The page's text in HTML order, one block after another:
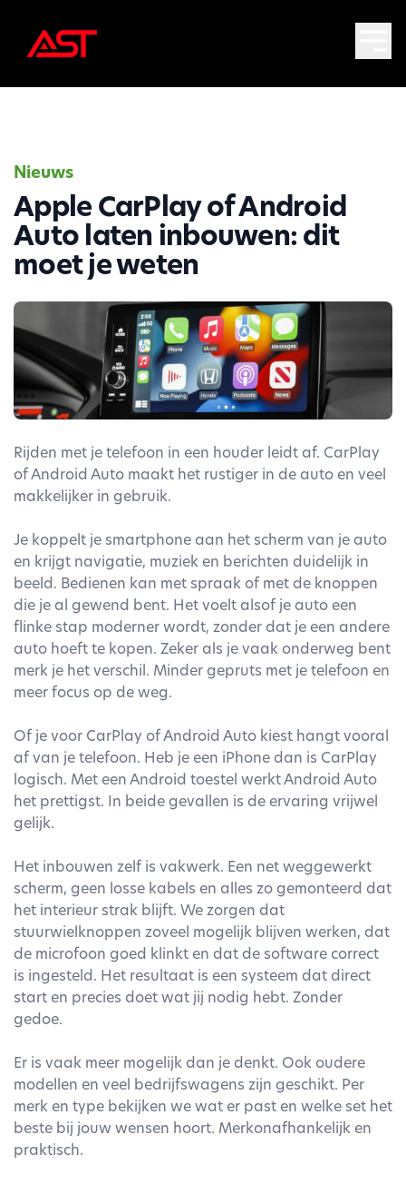
Nieuws
Apple CarPlay of Android
Auto laten inbouwen: dit
moet je weten
Rijden met je telefoon in een houder leidt af. CarPlay
of Android Auto maakt het rustiger in de auto en veel
makkelijker in gebruik.
Je koppelt je smartphone aan het scherm van je auto
en krijgt navigatie, muziek en berichten duidelijk in
beeld. Bedienen kan met spraak of met de knoppen
die je al gewend bent. Het voelt alsof je auto een
flinke stap moderner wordt, zonder dat je een andere
auto hoeft te kopen. Zeker als je vaak onderweg bent
merk je het verschil. Minder gepruts met je telefoon en
meer focus op de weg.
Of je voor CarPlay of Android Auto kiest hangt vooral
af van je telefoon. Heb je een iPhone dan is CarPlay
logisch. Met een Android toestel werkt Android Auto
het prettigst. In beide gevallen is de ervaring vrijwel
gelijk.
Het inbouwen zelf is vakwerk. Een net weggewerkt
scherm, geen losse kabels en alles zo gemonteerd dat
het interieur strak blijft. We zorgen dat
stuurwielknoppen zoveel mogelijk blijven werken, dat
de microfoon goed klinkt en dat de software correct
is ingesteld. Het resultaat is een systeem dat direct
start en precies doet wat jij nodig hebt. Zonder
gedoe.
Er is vaak meer mogelijk dan je denkt. Ook oudere
modellen en veel bedrijfswagens zijn geschikt. Per
merk en type bekijken we wat er past en welke set het
beste bij jouw wensen hoort. Merkonafhankelijk en
praktisch.